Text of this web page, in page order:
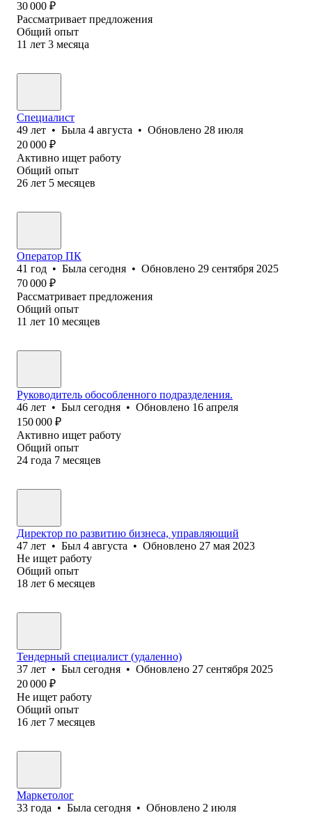
30 000 ₽
Рассматривает предложения
Общий опыт
11 лет 3 месяца
Специалист
49 лет • Была 4 августа • Обновлено 28 июля
20 000 ₽
Активно ищет работу
Общий опыт
26 лет 5 месяцев
Оператор ПК
41 год • Была сегодня • Обновлено 29 сентября 2025
70 000 ₽
Рассматривает предложения
Общий опыт
11 лет 10 месяцев
Руководитель обособленного подразделения.
46 лет • Был сегодня • Обновлено 16 апреля
150 000 ₽
Активно ищет работу
Общий опыт
24 года 7 месяцев
Директор по развитию бизнеса, управляющий
47 лет • Был 4 августа • Обновлено 27 мая 2023
Не ищет работу
Общий опыт
18 лет 6 месяцев
Тендерный специалист (удаленно)
37 лет • Был сегодня • Обновлено 27 сентября 2025
20 000 ₽
Не ищет работу
Общий опыт
16 лет 7 месяцев
Маркетолог
33 года • Была сегодня • Обновлено 2 июля